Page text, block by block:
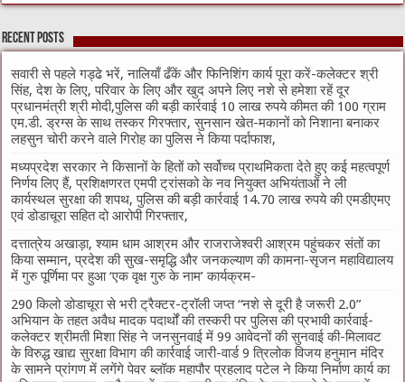
Recent Posts
सवारी से पहले गड्ढे भरें, नालियाँ ढँकें और फिनिशिंग कार्य पूरा करें-कलेक्टर श्री
सिंह, देश के लिए, परिवार के लिए और खुद अपने लिए नशे से हमेशा रहें दूर
प्रधानमंत्री श्री मोदी,पुलिस की बड़ी कार्रवाई 10 लाख रुपये कीमत की 100 ग्राम
एम.डी. ड्रग्स के साथ तस्कर गिरफ्तार, सुनसान खेत-मकानों को निशाना बनाकर
लहसुन चोरी करने वाले गिरोह का पुलिस ने किया पर्दाफाश,
मध्यप्रदेश सरकार ने किसानों के हितों को सर्वोच्च प्राथमिकता देते हुए कई महत्वपूर्ण
निर्णय लिए हैं, प्रशिक्षणरत एमपी ट्रांसको के नव नियुक्त अभियंताओं ने ली
कार्यस्थल सुरक्षा की शपथ, पुलिस की बड़ी कार्रवाई 14.70 लाख रुपये की एमडीएमए
एवं डोडाचूरा सहित दो आरोपी गिरफ्तार,
दत्तात्रेय अखाड़ा, श्याम धाम आश्रम और राजराजेश्वरी आश्रम पहुंचकर संतों का
किया सम्मान, प्रदेश की सुख-समृद्धि और जनकल्याण की कामना-सृजन महाविद्यालय
में गुरु पूर्णिमा पर हुआ ‘एक वृक्ष गुरु के नाम’ कार्यक्रम-
290 किलो डोडाचूरा से भरी ट्रैक्टर-ट्रॉली जप्त “नशे से दूरी है जरूरी 2.0”
अभियान के तहत अवैध मादक पदार्थों की तस्करी पर पुलिस की प्रभावी कार्रवाई-
कलेक्टर श्रीमती मिशा सिंह ने जनसुनवाई में 99 आवेदनों की सुनवाई की-मिलावट
के विरुद्ध खाद्य सुरक्षा विभाग की कार्रवाई जारी-वार्ड 9 त्रिलोक विजय हनुमान मंदिर
के सामने प्रांगण में लगेंगे पेवर ब्लॉक महापौर प्रहलाद पटेल ने किया निर्माण कार्य का